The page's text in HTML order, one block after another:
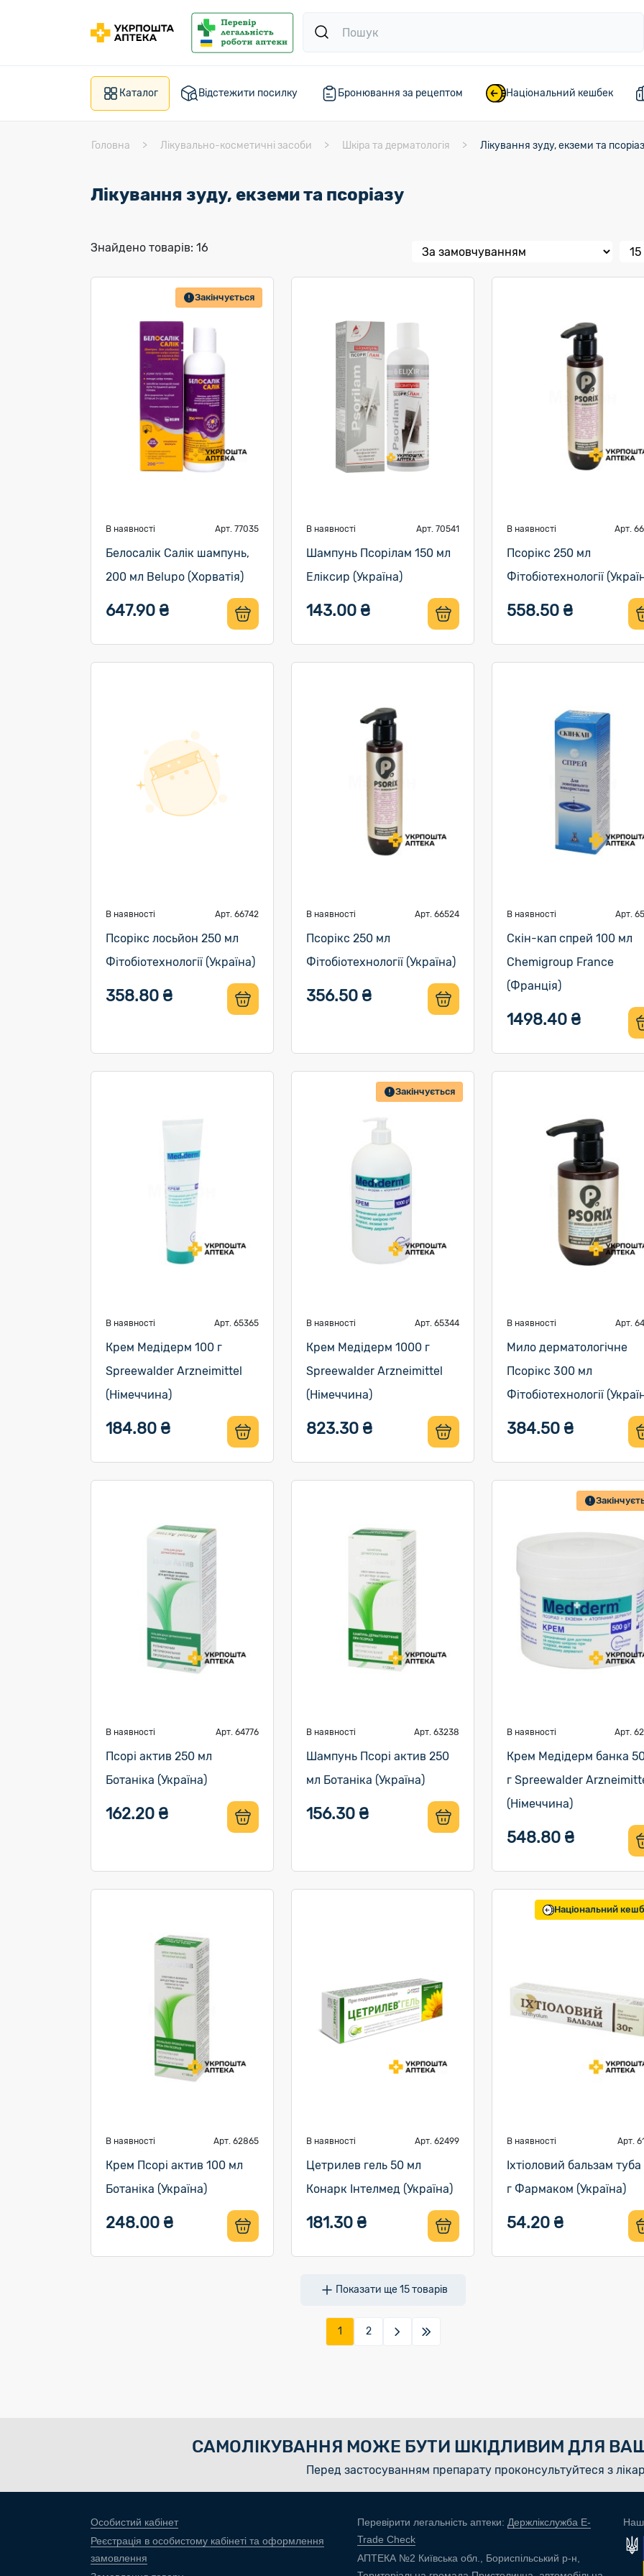
Каталог Відстежити посилку Бронювання за рецептом Національний кешбек
Головна Лікувально-косметичні засоби Шкіра та дерматологія Лікування зуду, екземи та
Лікування зуду, екземи та псоріазу
Знайдено товарів: 16
Закінчується
В наявності Арт. 77035
Белосалік Салік шампунь,
200 мл Belupo (Хорватія)
647.90 ₴
В наявності Арт. 70541
Шампунь Псорілам 150 мл
Еліксир (Україна)
143.00 ₴
В наявності Арт.
Псорікс 250 мл
Фітобіотехнології
558.50 ₴
В наявності Арт. 66742
Псорікс лосьйон 250 мл
Фітобіотехнології (Україна)
358.80 ₴
В наявності Арт. 66524
Псорікс 250 мл
Фітобіотехнології (Україна)
356.50 ₴
В наявності Арт.
Скін-кап спрей 100 мл
Chemigroup France
(Франція)
1498.40 ₴
В наявності Арт. 65365
Крем Медідерм 100 г
Spreewalder Arzneimittel
(Німеччина)
184.80 ₴
Закінчується
В наявності Арт. 65344
Крем Медідерм 1000 г
Spreewalder Arzneimittel
(Німеччина)
823.30 ₴
В наявності Арт.
Мило дерматологічне
Псорікс 300 мл
Фітобіотехнології
384.50 ₴
В наявності Арт. 64776
Псорі актив 250 мл
Ботаніка (Україна)
162.20 ₴
В наявності Арт. 63238
Шампунь Псорі актив 250
мл Ботаніка (Україна)
156.30 ₴
В наявності Арт.
Крем Медідерм банка
г Spreewalder
(Німеччина)
548.80 ₴
В наявності Арт. 62865
Крем Псорі актив 100 мл
Ботаніка (Україна)
248.00 ₴
В наявності Арт. 62499
Цетрилев гель 50 мл
Конарк Інтелмед (Україна)
181.30 ₴
Національний
В наявності Арт.
Іхтіоловий бальзам
г Фармаком (Україна)
54.20 ₴
Показати ще15товарів
1 2
САМОЛІКУВАННЯ МОЖЕ БУТИ ШКІДЛИВИМ ДЛЯ
Перед застосуванням препарату проконсультуйтеся з
Особистий кабінет
Реєстрація в особистому кабінеті та оформлення
замовлення
Перевірити легальність аптеки: Держлікслужба E-
Trade Check
АПТЕКА №2 Київська обл., Бориспільський р-н,